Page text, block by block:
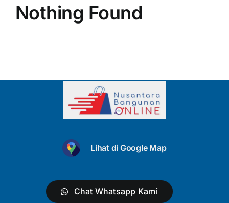
Struktur & Rangka
Kamar Mandi & Sanitair
Pengecetan & Pelapis
Produk Besi & Metal Lainnya
Uncategorized
Nothing Found
Lihat di Google Map
Chat Whatsapp Kami